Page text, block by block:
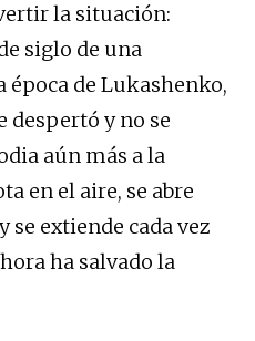
la situación:
siglo de una
de Lukashenko,
despertó y no se
aún más a la
en el aire, se abre
se extiende cada vez
ha salvado la